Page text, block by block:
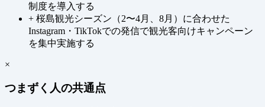
制度を導入する
+ 桜島観光シーズン（2〜4月、8月）に合わせた
Instagram・TikTokでの発信で観光客向けキャンペーン
を集中実施する
×
つまずく人の共通点